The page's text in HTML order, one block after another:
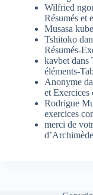
Wilfried
Résumés et
Musasa
Tshitoko
Résumés-
kavbet dans
éléments-
Anonyme
et Exercices
Rodrigue
exercices
merci de